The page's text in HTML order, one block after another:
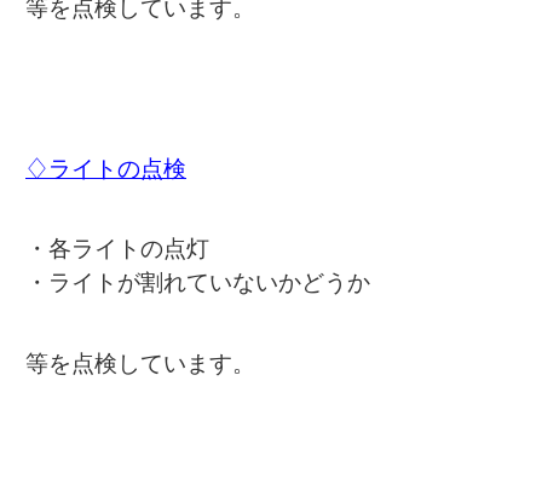
等を点検しています。
♢ライトの点検
・各ライトの点灯
・ライトが割れていないかどうか
等を点検しています。